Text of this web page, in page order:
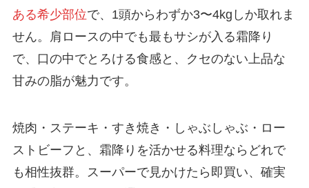
ある希少部位で、1頭からわずか3〜4kgしか取れま
せん。肩ロースの中でも最もサシが入る霜降り
で、口の中でとろける食感と、クセのない上品な
甘みの脂が魅力です。
焼肉・ステーキ・すき焼き・しゃぶしゃぶ・ロー
ストビーフと、霜降りを活かせる料理ならどれで
も相性抜群。スーパーで見かけたら即買い、確実